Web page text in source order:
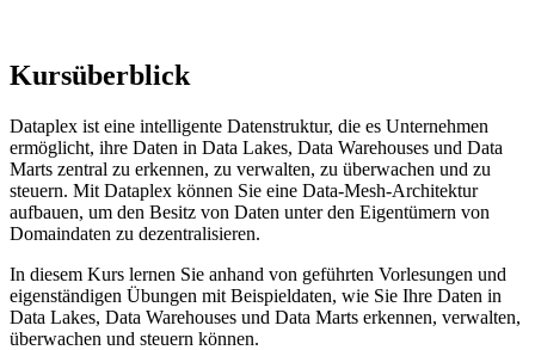
Kursüberblick
Dataplex ist eine intelligente Datenstruktur, die es Unternehmen
ermöglicht, ihre Daten in Data Lakes, Data Warehouses und Data
Marts zentral zu erkennen, zu verwalten, zu überwachen und zu
steuern. Mit Dataplex können Sie eine Data-Mesh-Architektur
aufbauen, um den Besitz von Daten unter den Eigentümern von
Domaindaten zu dezentralisieren.
In diesem Kurs lernen Sie anhand von geführten Vorlesungen und
eigenständigen Übungen mit Beispieldaten, wie Sie Ihre Daten in
Data Lakes, Data Warehouses und Data Marts erkennen, verwalten,
überwachen und steuern können.